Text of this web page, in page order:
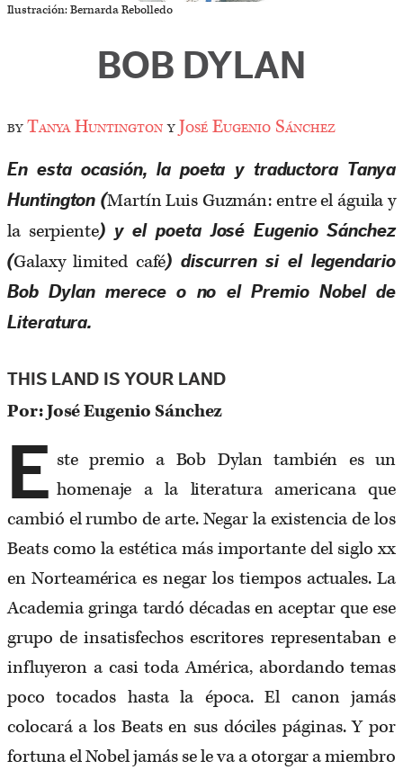
Ilustración: Bernarda Rebolledo
BOB DYLAN
byTanya HuntingtonyJosé Eugenio Sánchez
En esta ocasión, la poeta y traductora Tanya
Huntington (Martín Luis Guzmán: entre el águila y
la serpiente) y el poeta José Eugenio Sánchez
(Galaxy limited café) discurren si el legendario
Bob Dylan merece o no el Premio Nobel de
Literatura.
THIS LAND IS YOUR LAND
Por: José Eugenio Sánchez
E ste premio a Bob Dylan también es un
homenaje a la literatura americana que
cambió el rumbo de arte. Negar la existencia de los
Beats como la estética más importante del siglo xx
en Norteamérica es negar los tiempos actuales. La
Academia gringa tardó décadas en aceptar que ese
grupo de insatisfechos escritores representaban e
influyeron a casi toda América, abordando temas
poco tocados hasta la época. El canon jamás
colocará a los Beats en sus dóciles páginas. Y por
fortuna el Nobel jamás se le va a otorgar a miembro